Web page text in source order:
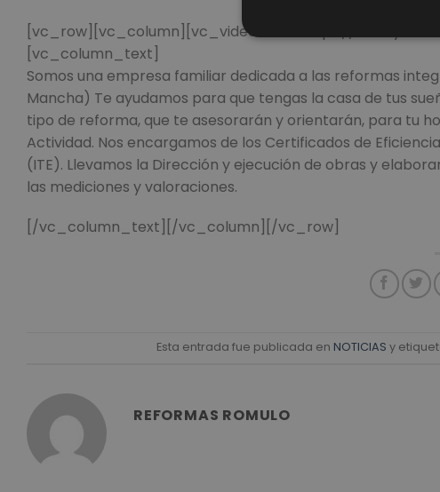
[vc_row][vc_column][vc_video link=»https://
[vc_column_text]
Somos una empresa familiar dedicada a las reformas
Mancha) Te ayudamos para que tengas la casa de tus
tipo de reforma, que te asesorarán y orientarán, para tu
Actividad. Nos encargamos de los Certificados de
(ITE). Llevamos la Dirección y ejecución de obras y
las mediciones y valoraciones.
[/vc_column_text][/vc_column][/vc_row]
Esta entrada fue publicada en NOTICIAS y
REFORMAS ROMULO